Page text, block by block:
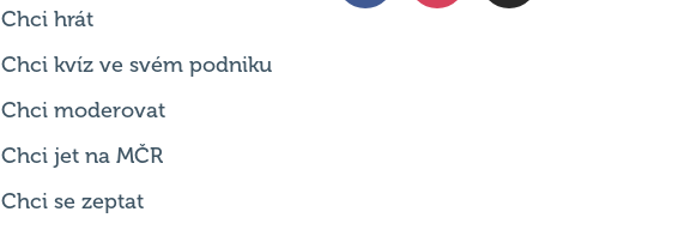
Chci hrát
Chci kvíz ve svém podniku
Chci moderovat
Chci jet na MČR
Chci se zeptat